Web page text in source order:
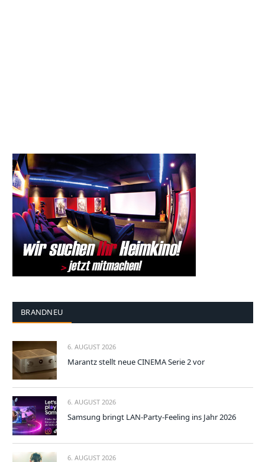
BRANDNEU
6. AUGUST 2026
Marantz stellt neue CINEMA Serie 2 vor
6. AUGUST 2026
Samsung bringt LAN-Party-Feeling ins Jahr 2026
6. AUGUST 2026